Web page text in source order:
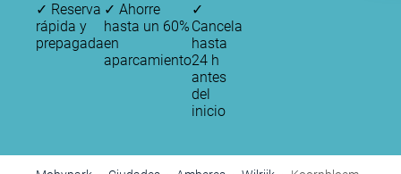
✓ Reserva
rápida y
prepagada
✓ Ahorre
hasta un 60%
en
aparcamiento
✓
Cancela
hasta
24 h
antes
del
inicio